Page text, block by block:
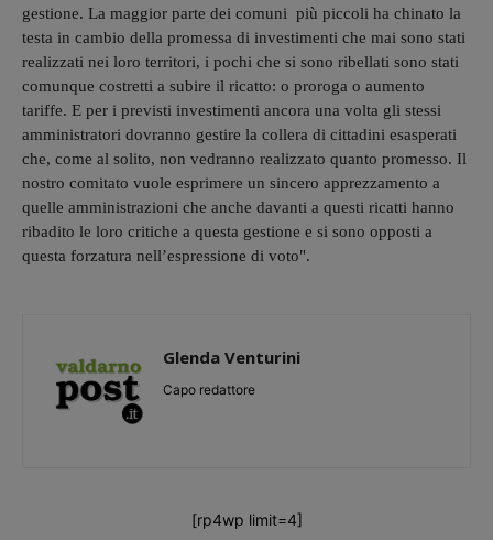
gestione. La maggior parte dei comuni più piccoli ha chinato la
testa in cambio della promessa di investimenti che mai sono stati
realizzati nei loro territori, i pochi che si sono ribellati sono stati
comunque costretti a subire il ricatto: o proroga o aumento
tariffe. E per i previsti investimenti ancora una volta gli stessi
amministratori dovranno gestire la collera di cittadini esasperati
che, come al solito, non vedranno realizzato quanto promesso. Il
nostro comitato vuole esprimere un sincero apprezzamento a
quelle amministrazioni che anche davanti a questi ricatti hanno
ribadito le loro critiche a questa gestione e si sono opposti a
questa forzatura nell’espressione di voto".
Glenda Venturini
Capo redattore
[rp4wp limit=4]